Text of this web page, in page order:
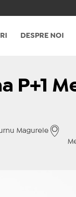
DESPRE NOI
P+1
Magurele